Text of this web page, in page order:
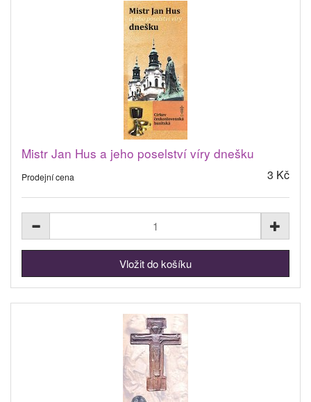
Mistr Jan Hus a jeho poselství víry dnešku
Prodejní cena 3 Kč